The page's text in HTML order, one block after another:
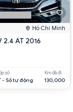
Hồ Chí Minh
2.4 AT 2016
số
- Số tự động
Km đã đi
130,000